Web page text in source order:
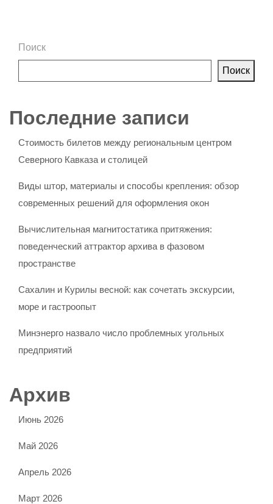
Поиск
Поиск
Последние записи
Стоимость билетов между региональным центром
Северного Кавказа и столицей
Виды штор, материалы и способы крепления: обзор
современных решений для оформления окон
Вычислительная магнитостатика притяжения:
поведенческий аттрактор архива в фазовом
пространстве
Сахалин и Курилы весной: как сочетать экскурсии,
море и гастроопыт
Минэнерго назвало число проблемных угольных
предприятий
Архив
Июнь 2026
Май 2026
Апрель 2026
Март 2026